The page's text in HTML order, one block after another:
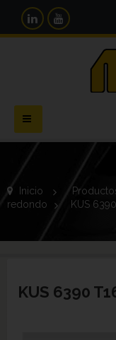
Navegación
Toggle
Inicio >
redondo
> KUS
KUS 6390